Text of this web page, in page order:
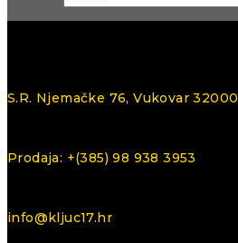
S.R. Njemačke 76, Vukovar 32000
Prodaja: +(385) 98 938 3953
info@kljuc17.hr